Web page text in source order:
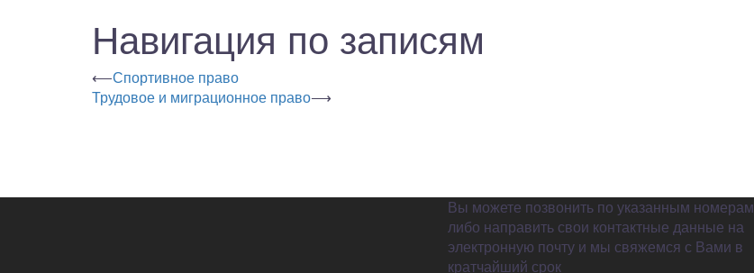
Навигация по записям
⟵Спортивное право
Трудовое и миграционное право⟶
Вы можете позвонить по указанным номерам
либо направить свои контактные данные на
электронную почту и мы свяжемся с Вами в
кратчайший срок